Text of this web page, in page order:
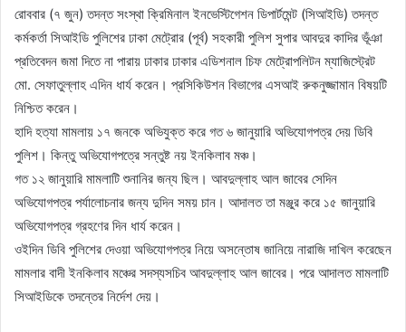
রোববার (৭ জুন) তদন্ত সংস্থা ক্রিমিনাল ইনভেস্টিগেশন ডিপার্টমেন্ট (সিআইডি) তদন্ত
কর্মকর্তা সিআইডি পুলিশের ঢাকা মেট্রোর (পূর্ব) সহকারী পুলিশ সুপার আবদুর কাদির ভূঁঞা
প্রতিবেদন জমা দিতে না পারায় ঢাকার ঢাকার এডিশনাল চিফ মেট্রোপলিটন ম্যাজিস্ট্রেট
মো. সেফাতুল্লাহ এদিন ধার্য করেন। প্রসিকিউশন বিভাগের এসআই রুকনুজ্জামান বিষয়টি
নিশ্চিত করেন।
হাদি হত্যা মামলায় ১৭ জনকে অভিযুক্ত করে গত ৬ জানুয়ারি অভিযোগপত্র দেয় ডিবি
পুলিশ। কিন্তু অভিযোগপত্রে সন্তুষ্ট নয় ইনকিলাব মঞ্চ।
গত ১২ জানুয়ারি মামলাটি শুনানির জন্য ছিল। আবদুল্লাহ আল জাবের সেদিন
অভিযোগপত্র পর্যালোচনার জন্য দুদিন সময় চান। আদালত তা মঞ্জুর করে ১৫ জানুয়ারি
অভিযোগপত্র গ্রহণের দিন ধার্য করেন।‎
ওইদিন ডিবি পুলিশের দেওয়া অভিযোগপত্র নিয়ে অসন্তোষ জানিয়ে নারাজি দাখিল করেছেন
মামলার বাদী ইনকিলাব মঞ্চের সদস্যসচিব আবদুল্লাহ আল জাবের। পরে আদালত মামলাটি
সিআইডিকে তদন্তের নির্দেশ দেয়।